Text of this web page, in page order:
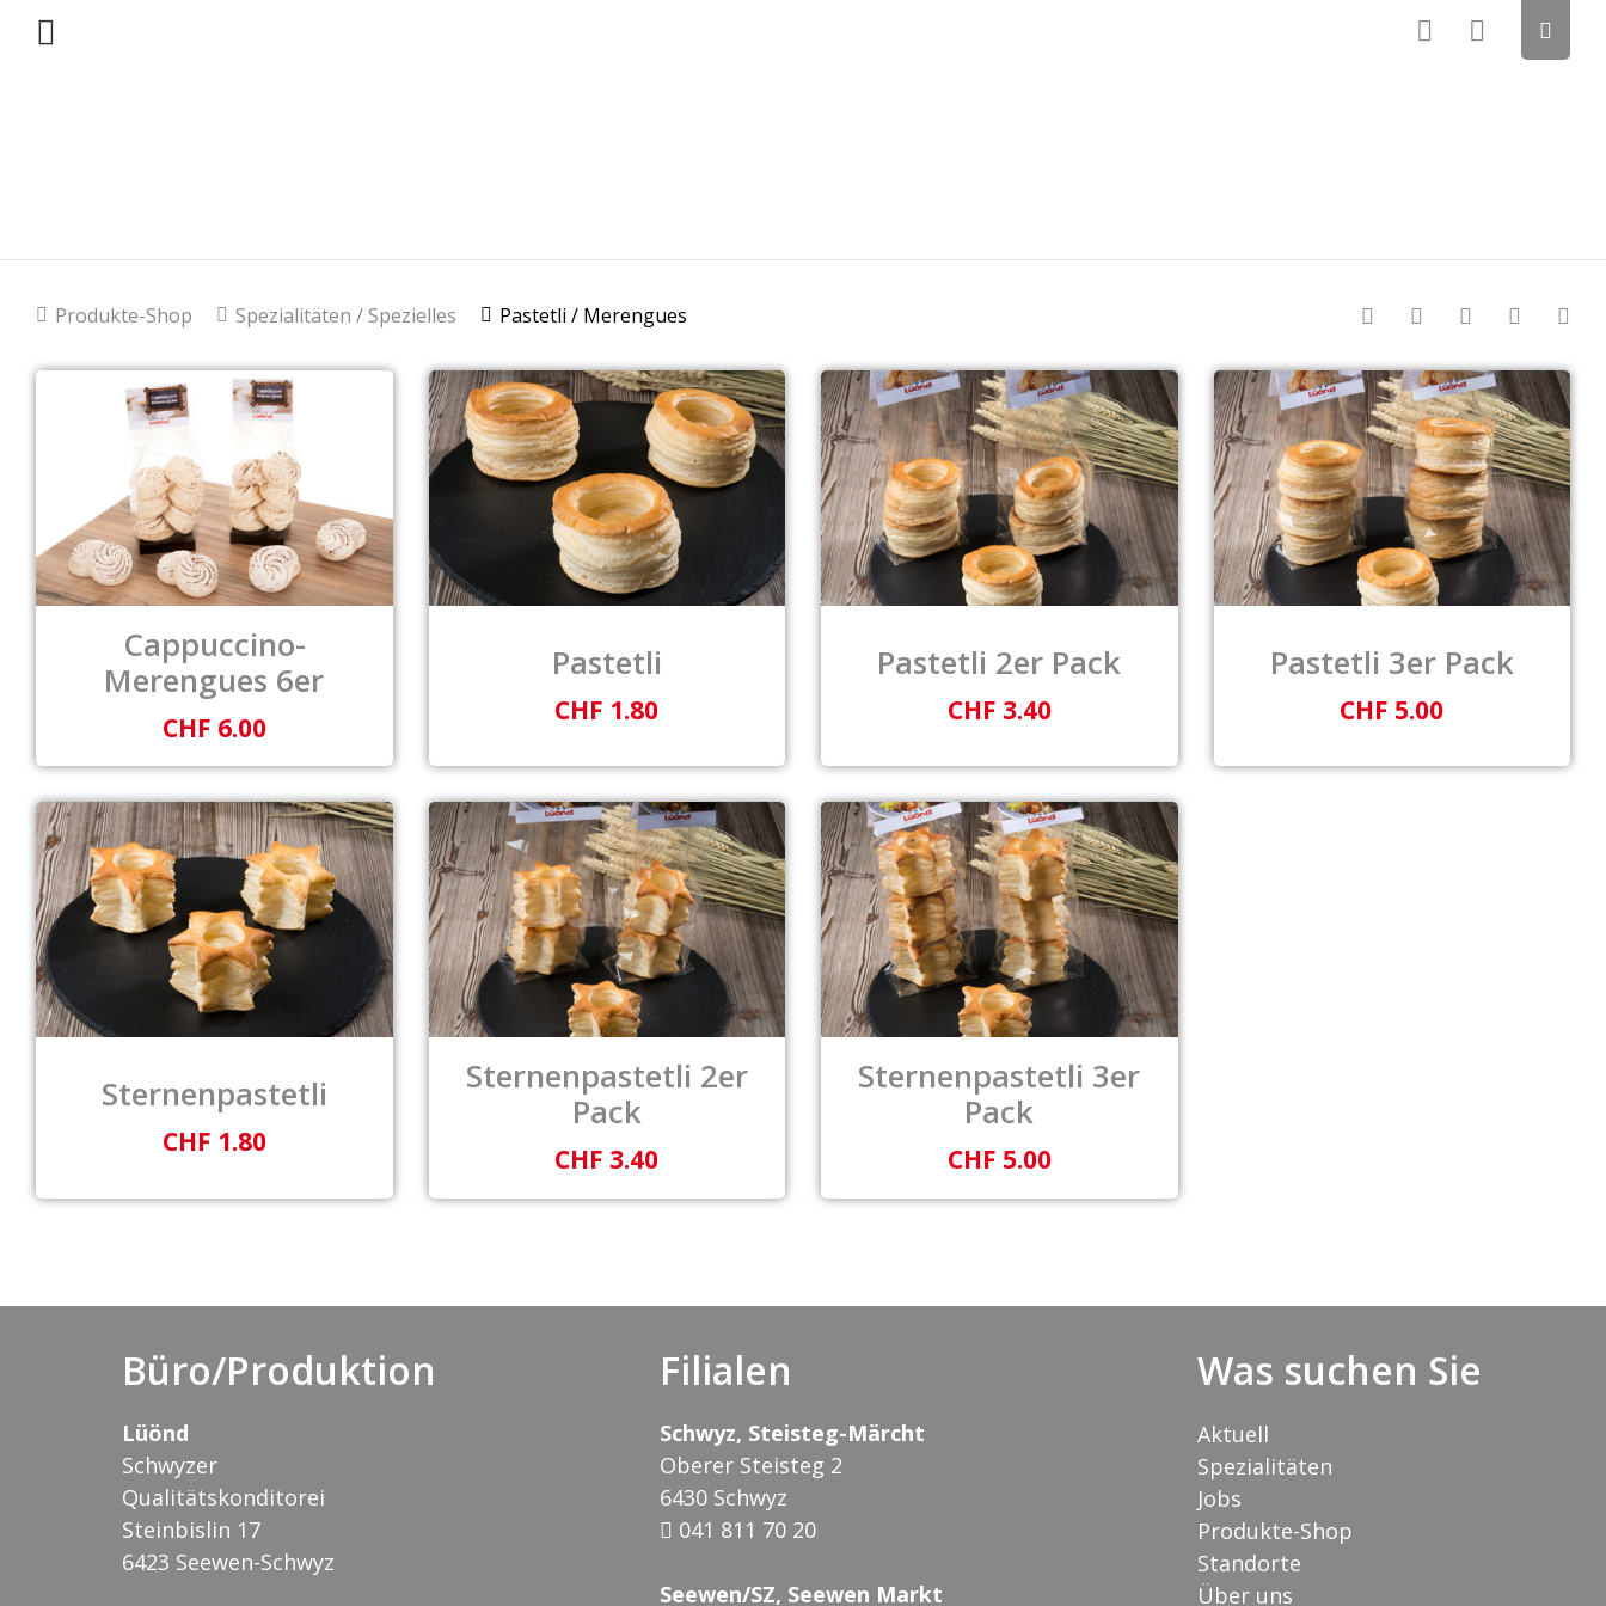
Produkte-Shop Spezialitäten / Spezielles Pastetli / Merengues
Cappuccino-
Merengues 6er
CHF 6.00
Pastetli
CHF 1.80
Pastetli 2er Pack
CHF 3.40
Pastetli 3er Pack
CHF 5.00
Sternenpastetli
CHF 1.80
Sternenpastetli 2er
Pack
CHF 3.40
Sternenpastetli 3er
Pack
CHF 5.00
Büro/Produktion
Lüönd
Schwyzer
Qualitätskonditorei
Steinbislin 17
6423 Seewen-Schwyz
Filialen
Schwyz, Steisteg-Märcht
Oberer Steisteg 2
6430 Schwyz
041 811 70 20
Seewen/SZ, Seewen Markt
Was suchen Sie
Aktuell
Spezialitäten
Jobs
Produkte-Shop
Standorte
Über uns